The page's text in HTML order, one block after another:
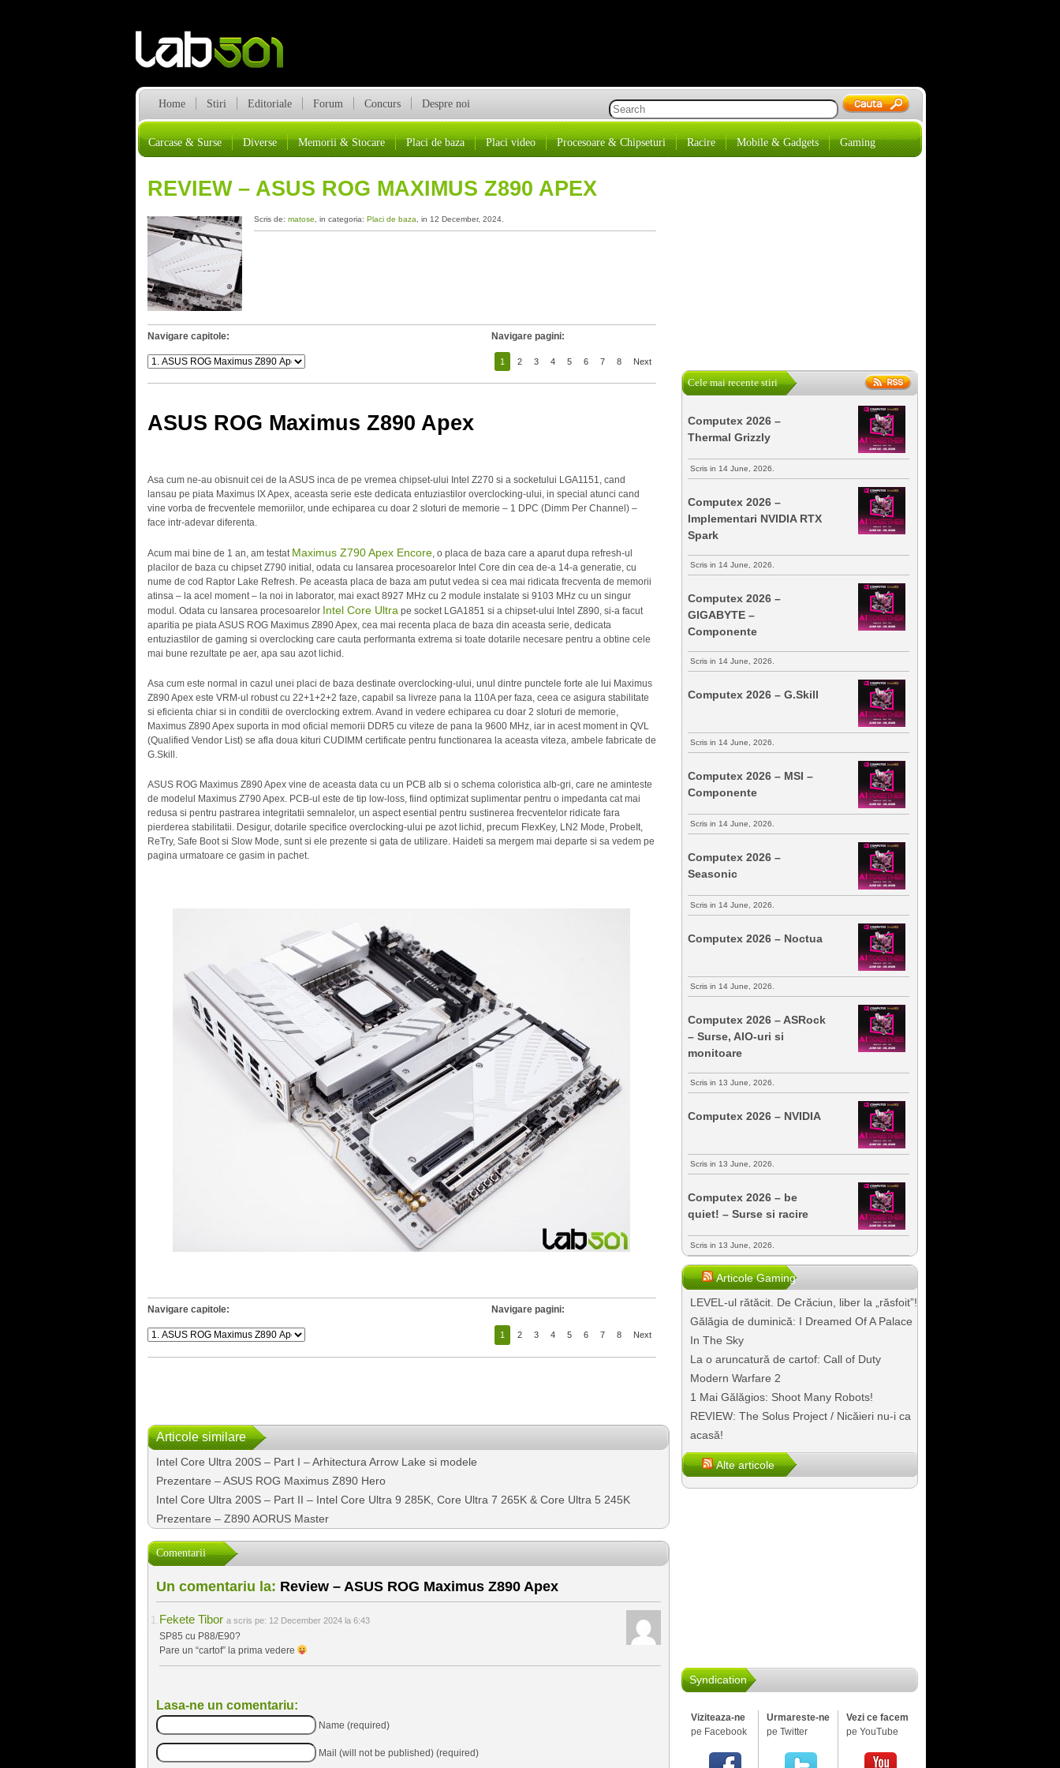
Home Stiri Editoriale Forum Concurs Despre noi
Carcase & Surse Diverse Memorii & Stocare Placi de baza Placi video Procesoare & Chipseturi Racire Mobile & Gadgets Gaming
REVIEW – ASUS ROG MAXIMUS Z890 APEX
Scris de: matose , in categoria: Placi de baza , in 12 December, 2024.
Navigare capitole: Navigare pagini:
1 2 3 4 5 6 7 8 Next
ASUS ROG Maximus Z890 Apex
Asa cum ne-au obisnuit cei de la ASUS inca de pe vremea chipset-ului Intel Z270 si a socketului LGA1151, cand
lansau pe piata Maximus IX Apex, aceasta serie este dedicata entuziastilor overclocking-ului, in special atunci cand
vine vorba de frecventele memoriilor, unde echiparea cu doar 2 sloturi de memorie – 1 DPC (Dimm Per Channel) –
face intr-adevar diferenta.
Acum mai bine de 1 an, am testat Maximus Z790 Apex Encore, o placa de baza care a aparut dupa refresh-ul
placilor de baza cu chipset Z790 initial, odata cu lansarea procesoarelor Intel Core din cea de-a 14-a generatie, cu
nume de cod Raptor Lake Refresh. Pe aceasta placa de baza am putut vedea si cea mai ridicata frecventa de memorii
atinsa – la acel moment – la noi in laborator, mai exact 8927 MHz cu 2 module instalate si 9103 MHz cu un singur
modul. Odata cu lansarea procesoarelor Intel Core Ultrape socket LGA1851 si a chipset-ului Intel Z890, si-a facut
aparitia pe piata ASUS ROG Maximus Z890 Apex, cea mai recenta placa de baza din aceasta serie, dedicata
entuziastilor de gaming si overclocking care cauta performanta extrema si toate dotarile necesare pentru a obtine cele
mai bune rezultate pe aer, apa sau azot lichid.
Asa cum este normal in cazul unei placi de baza destinate overclocking-ului, unul dintre punctele forte ale lui Maximus
Z890 Apex este VRM-ul robust cu 22+1+2+2 faze, capabil sa livreze pana la 110A per faza, ceea ce asigura stabilitate
si eficienta chiar si in conditii de overclocking extrem. Avand in vedere echiparea cu doar 2 sloturi de memorie,
Maximus Z890 Apex suporta in mod oficial memorii DDR5 cu viteze de pana la 9600 MHz, iar in acest moment in QVL
(Qualified Vendor List) se afla doua kituri CUDIMM certificate pentru functionarea la aceasta viteza, ambele fabricate de
G.Skill.
ASUS ROG Maximus Z890 Apex vine de aceasta data cu un PCB alb si o schema coloristica alb-gri, care ne aminteste
de modelul Maximus Z790 Apex. PCB-ul este de tip low-loss, fiind optimizat suplimentar pentru o impedanta cat mai
redusa si pentru pastrarea integritatii semnalelor, un aspect esential pentru sustinerea frecventelor ridicate fara
pierderea stabilitatii. Desigur, dotarile specifice overclocking-ului pe azot lichid, precum FlexKey, LN2 Mode, ProbeIt,
ReTry, Safe Boot si Slow Mode, sunt si ele prezente si gata de utilizare. Haideti sa mergem mai departe si sa vedem pe
pagina urmatoare ce gasim in pachet.
Navigare capitole: Navigare pagini:
1 2 3 4 5 6 7 8 Next
Articole similare
Intel Core Ultra 200S – Part I – Arhitectura Arrow Lake si modele
Prezentare – ASUS ROG Maximus Z890 Hero
Intel Core Ultra 200S – Part II – Intel Core Ultra 9 285K, Core Ultra 7 265K & Core Ultra 5 245K
Prezentare – Z890 AORUS Master
Comentarii
Un comentariu la: Review – ASUS ROG Maximus Z890 Apex
Fekete Tibor a scris pe: 12 December 2024 la 6:43
SP85 cu P88/E90?
Pare un “cartof” la prima vedere
Lasa-ne un comentariu:
Name (required)
Mail (will not be published) (required)
Cele mai recente stiri
Computex 2026 –
Thermal Grizzly
Scris in 14 June, 2026.
Computex 2026 –
Implementari NVIDIA RTX
Spark
Scris in 14 June, 2026.
Computex 2026 –
GIGABYTE –
Componente
Scris in 14 June, 2026.
Computex 2026 – G.Skill
Scris in 14 June, 2026.
Computex 2026 – MSI –
Componente
Scris in 14 June, 2026.
Computex 2026 –
Seasonic
Scris in 14 June, 2026.
Computex 2026 – Noctua
Scris in 14 June, 2026.
Computex 2026 – ASRock
– Surse, AIO-uri si
monitoare
Scris in 13 June, 2026.
Computex 2026 – NVIDIA
Scris in 13 June, 2026.
Computex 2026 – be
quiet! – Surse si racire
Scris in 13 June, 2026.
Articole Gaming
LEVEL-ul rătăcit. De Crăciun, liber la „răsfoit”!
Gălăgia de duminică: I Dreamed Of A Palace
In The Sky
La o aruncatură de cartof: Call of Duty
Modern Warfare 2
1 Mai Gălăgios: Shoot Many Robots!
REVIEW: The Solus Project / Nicăieri nu-i ca
acasă!
Alte articole
Syndication
Viziteaza-ne
pe Facebook
Urmareste-ne
pe Twitter
Vezi ce facem
pe YouTube